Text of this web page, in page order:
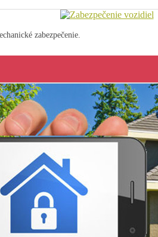
zabezpečenie.